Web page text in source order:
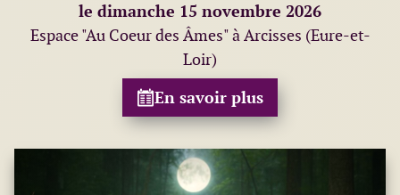
le dimanche 15 novembre 2026
Espace "Au Coeur des Âmes" à Arcisses (Eure-et-
Loir)
En savoir plus